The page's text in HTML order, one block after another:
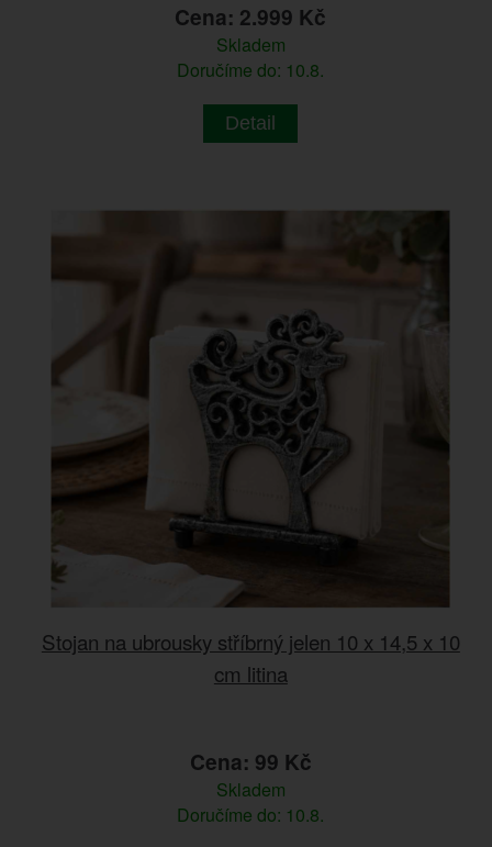
Cena: 2.999 Kč
Skladem
Doručíme do: 10.8.
Detail
Stojan na ubrousky stříbrný jelen 10 x 14,5 x 10
cm litina
Cena: 99 Kč
Skladem
Doručíme do: 10.8.